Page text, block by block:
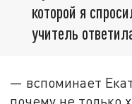
которой я
учитель
— вспоминает